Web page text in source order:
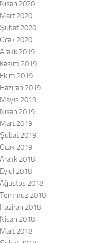
Nisan 2020
Mart 2020
Şubat 2020
Ocak 2020
Aralık 2019
Kasım 2019
Ekim 2019
Haziran 2019
Mayıs 2019
Nisan 2019
Mart 2019
Şubat 2019
Ocak 2019
Aralık 2018
Eylül 2018
Ağustos 2018
Temmuz 2018
Haziran 2018
Nisan 2018
Mart 2018